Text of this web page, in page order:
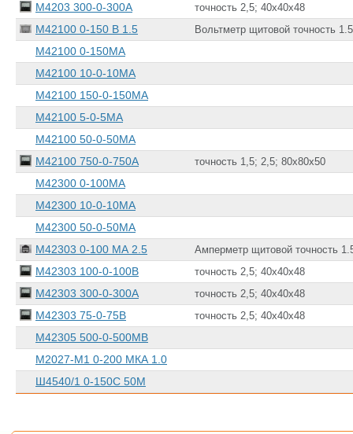
М4203 300-0-300А
точность 2,5; 40х40х48
М42100 0-150 В 1.5 Вольтметр щитовой точность
М42100 0-150МА
М42100 10-0-10МА
М42100 150-0-150МА
М42100 5-0-5МА
М42100 50-0-50МА
М42100 750-0-750А
точность 1,5; 2,5; 80х80х50
М42300 0-100МА
М42300 10-0-10МА
М42300 50-0-50МА
М42303 0-100 МА 2.5
Амперметр щитовой точность
М42303 100-0-100В точность 2,5; 40х40х48
М42303 300-0-300А точность 2,5; 40х40х48
М42303 75-0-75В точность 2,5; 40х40х48
М42305 500-0-500МВ
М2027-М1 0-200 МКА 1.0
Ш4540/1 0-150С 50М